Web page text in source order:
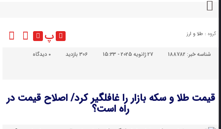
گروه : طلا و ارز پ
شناسه خبر:188782 27 ژانویه 2025 - 15:33 306 بازدید دیدگاه
قیمت طلا و سکه بازار را غافلگیر کرد/ اصلاح قیمت در
راه است؟